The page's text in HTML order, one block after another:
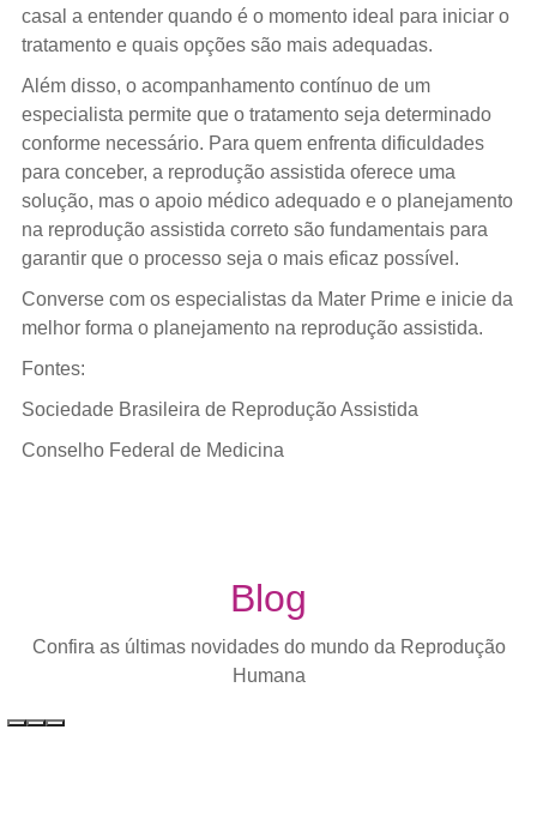
casal a entender quando é o momento ideal para iniciar o
tratamento e quais opções são mais adequadas.
Além disso, o acompanhamento contínuo de um
especialista permite que o tratamento seja determinado
conforme necessário. Para quem enfrenta dificuldades
para conceber, a reprodução assistida oferece uma
solução, mas o apoio médico adequado e o planejamento
na reprodução assistida correto são fundamentais para
garantir que o processo seja o mais eficaz possível.
Converse com os especialistas da Mater Prime e inicie da
melhor forma o planejamento na reprodução assistida.
Fontes:
Sociedade Brasileira de Reprodução Assistida
Conselho Federal de Medicina
Blog
Confira as últimas novidades do mundo da Reprodução
Humana